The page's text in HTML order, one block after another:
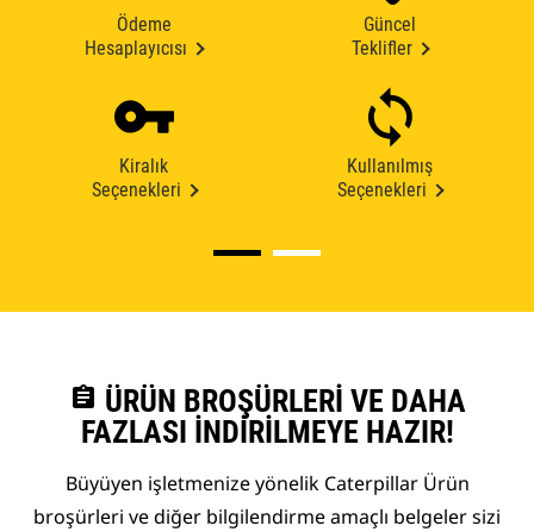
Ödeme
Hesaplayıcısı
Güncel
Teklifler
Kiralık
Seçenekleri
Kullanılmış
Seçenekleri
assignment ÜRÜN BROŞÜRLERI VE DAHA
FAZLASI İNDIRILMEYE HAZIR!
Büyüyen işletmenize yönelik Caterpillar Ürün
broşürleri ve diğer bilgilendirme amaçlı belgeler sizi